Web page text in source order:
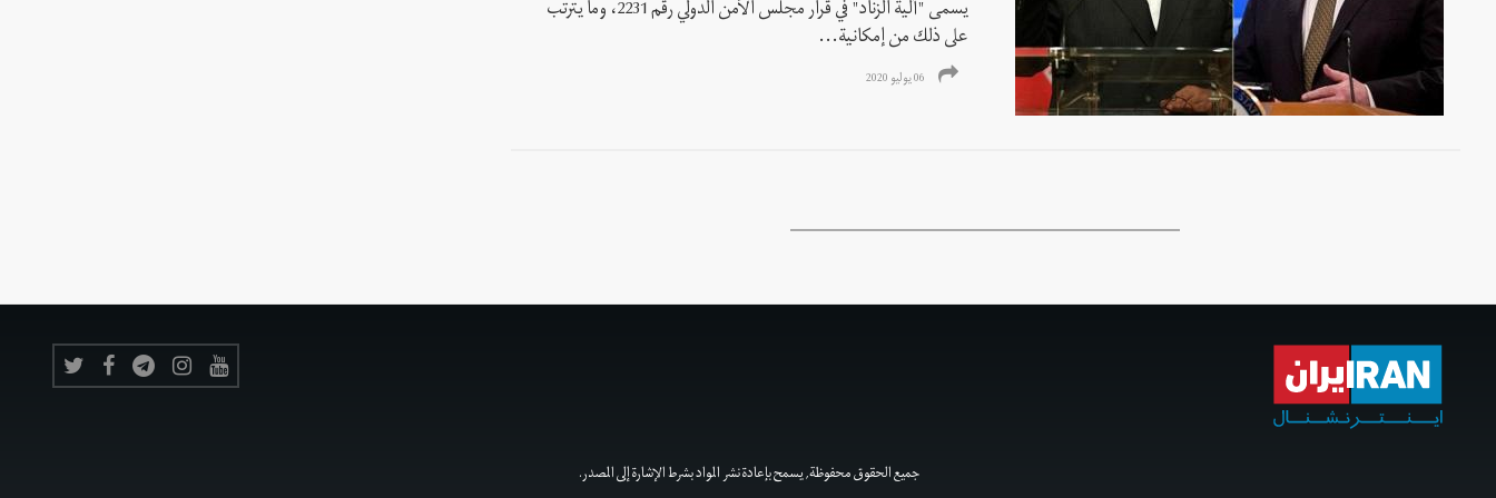
يسمى "آلية الزناد" في قرار مجلس الأمن الدولي رقم 2231، وما يترتب
على ذلك من إمكانية...
06 يوليو 2020
جميع الحقوق محفوظة, يسمح بإعادة نشر المواد بشرط الإشارة إلى المصدر.